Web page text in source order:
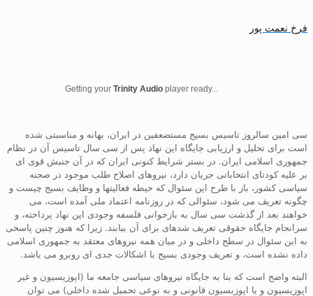
فرخ نعمت پور
Getting your Trinity Audio player ready...
سی امین سالروز تاسیس بسیج مستضعفین در ایران، بهانه و مناسبتی شده
است برای تحلیل و ارزیابی جایگاه این نهاد پس از سی سال تاسیس آن در نظام
جمهوری اسلامی ایران. در بستر شرایط کنونی ایران که در آن جنبش قوی ای
بر علیه کودتای انتخاباتی جریان دارد، نیروهای اصلاح طلب موجود در صحنه
سیاسی کشور، باز با طرح این سئوال که حیطه فعالیتها و وظایف بسیج چیست و
چگونه تعریف می شود، سئوالی که در روزنامه اعتماد ملی آمده است، می
خواهند بعد از گذشت سی سال به بازخوانی فلسفه وجودی این نهاد پرداخته، و
سرانجام جایگاه حقوقی تعریف شدهای برای آن بیابند. زیرا که هنوز چنین پاسخی
به این سئوال در سطح داخلی و در میان همه نیروهای معتقد به جمهوری اسلامی
داده نشده است، و تعریف وجودی بسیج با اشکالات جدی ای روبرو می باشد.
البته واضح است که بنا به جایگاه نیروهای سیاسی جامعه ما (اپوزیسیون و غیر
اپوزیسیون و یا اپوزیسیون قانونی و به نوعی تحمیل شده داخلی) می توان